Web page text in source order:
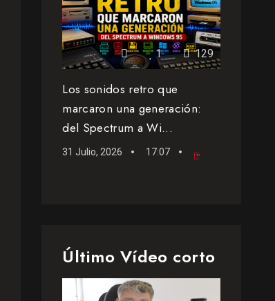
1 129
Los sonidos retro que
marcaron una generación:
del Spectrum a Wi...
31 Julio, 2026 17:07
Último Vídeo corto